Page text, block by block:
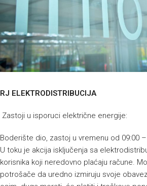
RJ ELEKTRODISTRIBUCIJA
Zastoji u isporuci električne energije:
Boderište dio, zastoj u vremenu od 09:00 –
U toku je akcija isključenja sa
korisnika koji neredovno plaćaju račune.
potrošače da uredno izmiruju svoje